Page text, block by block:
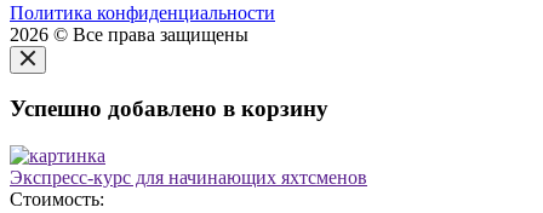
Политика конфиденциальности
2026 © Все права защищены
Успешно добавлено в корзину
Экспресс-курс для начинающих яхтсменов
Стоимость: